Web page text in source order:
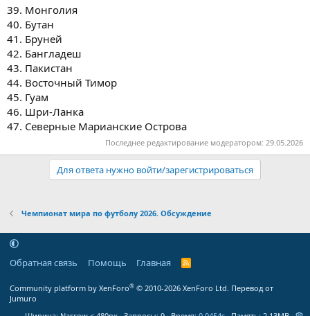
39. Монголия
40. Бутан
41. Бруней
42. Бангладеш
43. Пакистан
44. Восточный Тимор
45. Гуам
46. Шри-Ланка
47. Северные Марианские Острова
Последнее редактирование модератором: 29.05.2026
Для ответа нужно войти/зарегистрироваться
Чемпионат мира по футболу 2026. Обсуждение
Обратная связь Помощь Главная
R
Community platform by XenForo® © 2010-2026 XenForo Ltd. Перевод от
Jumuro